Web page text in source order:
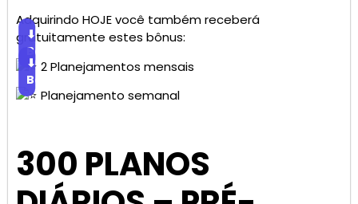
Adquirindo HOJE você também receberá
gratuitamente estes bônus:
⬇
Baixar
2 Planejamentos mensais
⬇
Baixar
Planejamento semanal
300 PLANOS